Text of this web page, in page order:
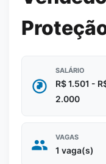
SALÁRIO
R$ 1.501 -
2.000
VAGAS
1 vaga(s)